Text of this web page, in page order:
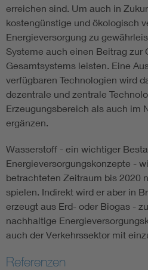
erreichen sind. Um auch in
kostengünstige und ökologisch
Energieversorgung zu
Systeme auch einen Beitrag zur
Gesamtsystems leisten. Eine
verfügbaren Technologien wird
dezentrale und zentrale
Erzeugungsbereich als auch im
ergänzen.
Wasserstoff - ein wichtiger
Energieversorgungskonzepte -
betrachteten Zeitraum bis 2020
spielen. Indirekt wird er aber in
erzeugt aus Erd- oder Biogas -
nachhaltige
auch der Verkehrssektor mit
Referenzen